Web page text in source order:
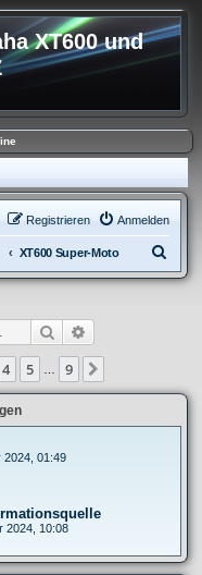
XT600 und
Anmelden
Registrieren
XT600 Super-Moto
u
Suche
4 5 9
2024, 01:49
2024, 10:08